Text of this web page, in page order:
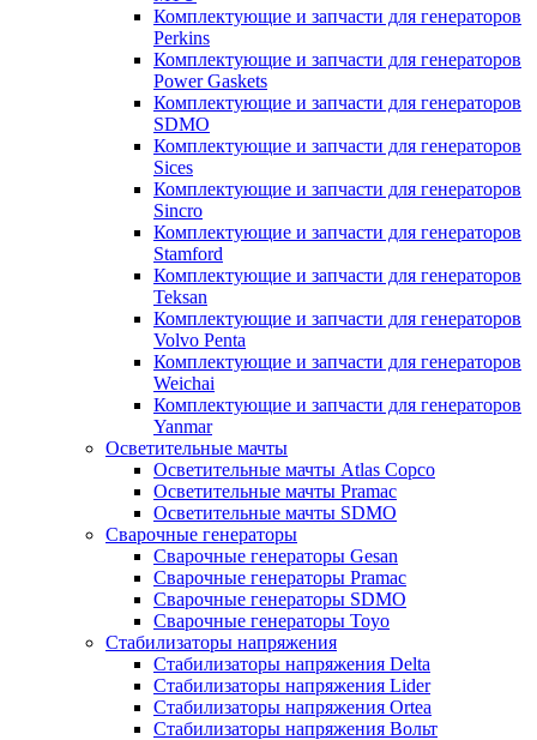
Комплектующие и запчасти для генераторов
Perkins
Комплектующие и запчасти для генераторов
Power Gaskets
Комплектующие и запчасти для генераторов
SDMO
Комплектующие и запчасти для генераторов
Sices
Комплектующие и запчасти для генераторов
Sincro
Комплектующие и запчасти для генераторов
Stamford
Комплектующие и запчасти для генераторов
Teksan
Комплектующие и запчасти для генераторов
Volvo Penta
Комплектующие и запчасти для генераторов
Weichai
Комплектующие и запчасти для генераторов
Yanmar
Осветительные мачты
Осветительные мачты Atlas Copco
Осветительные мачты Pramac
Осветительные мачты SDMO
Сварочные генераторы
Сварочные генераторы Gesan
Сварочные генераторы Pramac
Сварочные генераторы SDMO
Сварочные генераторы Toyo
Стабилизаторы напряжения
Стабилизаторы напряжения Delta
Стабилизаторы напряжения Lider
Стабилизаторы напряжения Ortea
Стабилизаторы напряжения Вольт